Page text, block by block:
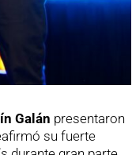
Galán presentaron
su fuerte